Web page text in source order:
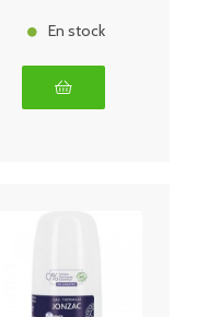
En stock